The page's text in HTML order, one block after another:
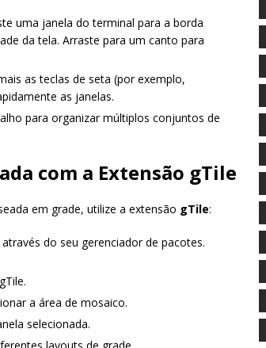
uma janela do terminal para a borda
da tela. Arraste para um canto para
as teclas de seta (por exemplo,
as janelas.
para organizar múltiplos conjuntos de
com a Extensão gTile
em grade, utilize a extensão gTile:
do seu gerenciador de pacotes.
a área de mosaico.
selecionada.